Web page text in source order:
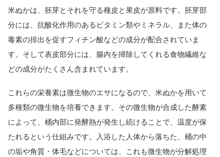
米ぬかは、胚芽とそれを守る種皮と果皮が原料です。胚芽部
分には、抗酸化作用のあるビタミン類やミネラル、また体の
毒素の排出を促すフィチン酸などの成分が配合されていま
す。そして表皮部分には、腸内を掃除してくれる食物繊維な
どの成分がたくさん含まれています。
これらの栄養素は微生物のエサになるので、米ぬかを用いて
多種類の微生物を培養できます。その微生物が合成した酵素
によって、桶内部に発酵熱が発生し続けることで、温度が保
たれるという仕組みです。入浴した人体から落ちた、桶の中
の垢や角質・体毛などについては、これも微生物が分解処理